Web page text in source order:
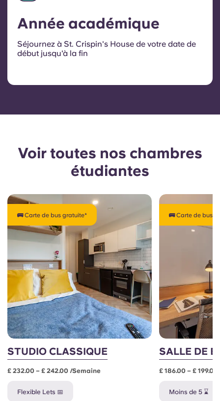
Année académique
Séjournez à St. Crispin's House de votre date de
début jusqu'à la fin
Voir toutes nos chambres
étudiantes
🚌 Carte de bus gratuite*
STUDIO CLASSIQUE
£ 232.00 – £ 242.00 /semaine
Flexible Lets 📅
🚌 Carte de bus
SALLE DE
£ 186.00 – £
Moins de 5 ⌛